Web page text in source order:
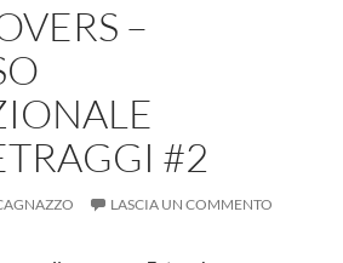
–
#2
LASCIA UN COMMENTO